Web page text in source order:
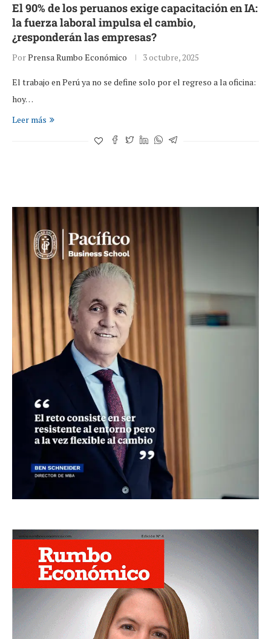
El 90% de los peruanos exige capacitación en IA:
la fuerza laboral impulsa el cambio,
¿responderán las empresas?
PorPrensa Rumbo Económico 3 octubre, 2025
El trabajo en Perú ya no se define solo por el regreso a la oficina:
hoy…
Leer más